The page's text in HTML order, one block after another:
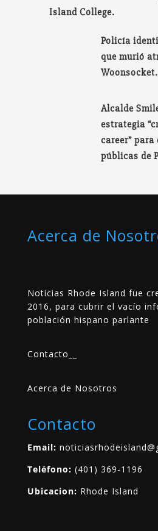
Island College.
Policía
que murió
Woonsocket.
Alcalde
estrategia
career” para
públicas de
Acerca de
Noticias Rhode Island fue
2016, para cubrir el vacío
población hispano parlante
Contacto
Acerca de Nosotros
Contacto
Email:
Teléfono: (401) 369-1196
Ubicacion: Rhode Island